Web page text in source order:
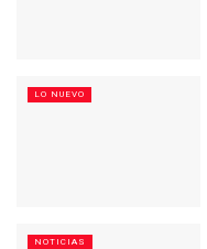
LO NUEVO
NOTICIAS